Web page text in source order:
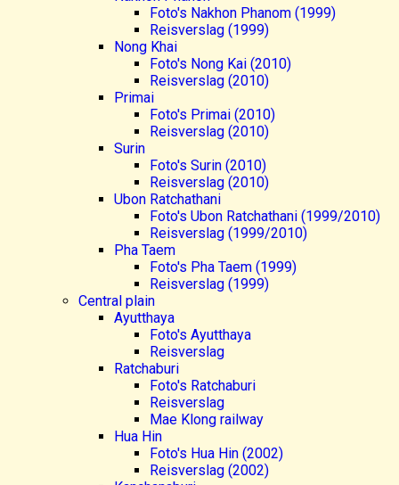
Foto's Nakhon Phanom (1999)
Reisverslag (1999)
Nong Khai
Foto's Nong Kai (2010)
Reisverslag (2010)
Primai
Foto's Primai (2010)
Reisverslag (2010)
Surin
Foto's Surin (2010)
Reisverslag (2010)
Ubon Ratchathani
Foto's Ubon Ratchathani (1999/2010)
Reisverslag (1999/2010)
Pha Taem
Foto's Pha Taem (1999)
Reisverslag (1999)
Central plain
Ayutthaya
Foto's Ayutthaya
Reisverslag
Ratchaburi
Foto's Ratchaburi
Reisverslag
Mae Klong railway
Hua Hin
Foto's Hua Hin (2002)
Reisverslag (2002)